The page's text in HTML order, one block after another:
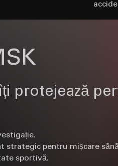
protejează
strategic pentru mișcare
sportivă.